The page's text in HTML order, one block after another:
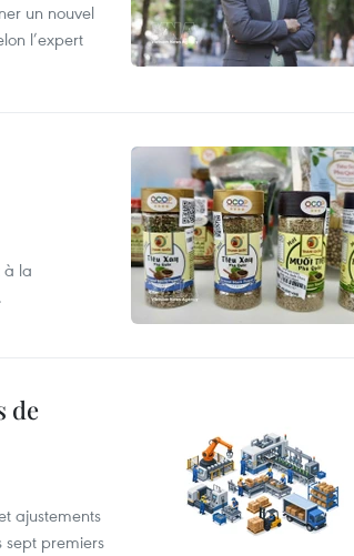
un nouvel
l’expert
à la
de
ajustements
sept premiers